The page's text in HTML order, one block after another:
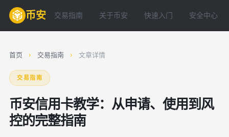
币安 交易指南 关于币安 快速入门 安全中心
首页 › 交易指南 › 文章详情
交易指南
币安信用卡教学：从申请、使用到风
控的完整指南